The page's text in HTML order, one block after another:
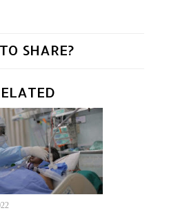
SHARE?